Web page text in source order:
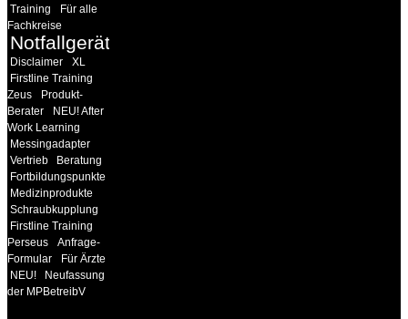
Training
Für alle
Fachkreise
Notfallgeräte
Disclaimer
XL
Firstline Training
Zeus
Produkt-
Berater
NEU! After
Work Learning
Messingadapter
Vertrieb
Beratung
Fortbildungspunkte
Medizinprodukte
Schraubkupplung
Firstline Training
Perseus
Anfrage-
Formular
Für Ärzte
NEU!
Neufassung
der MPBetreibV